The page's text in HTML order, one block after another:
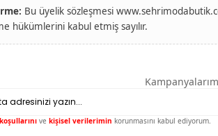
Bu üyelik sözleşmesi
hükümlerini kabul etmiş sayılır.
ve kişisel verilerimin korunmasını kabul ediyorum.